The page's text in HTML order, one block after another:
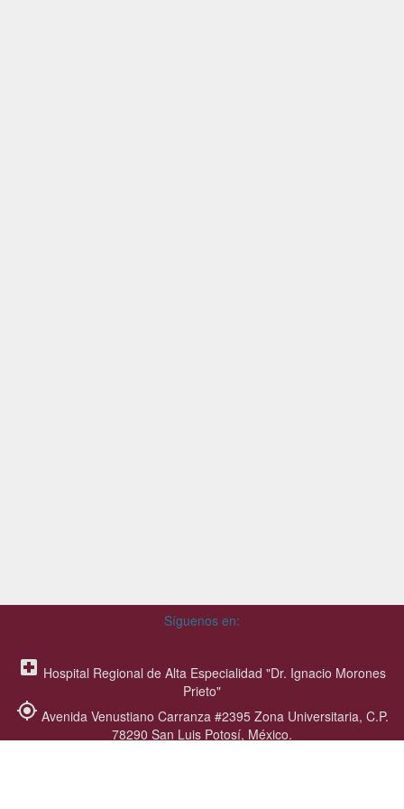
Síguenos en:
local_hospital Hospital Regional de Alta Especialidad "Dr. Ignacio Morones
Prieto"
my_location Avenida Venustiano Carranza #2395 Zona Universitaria, C.P.
78290 San Luis Potosí, México.